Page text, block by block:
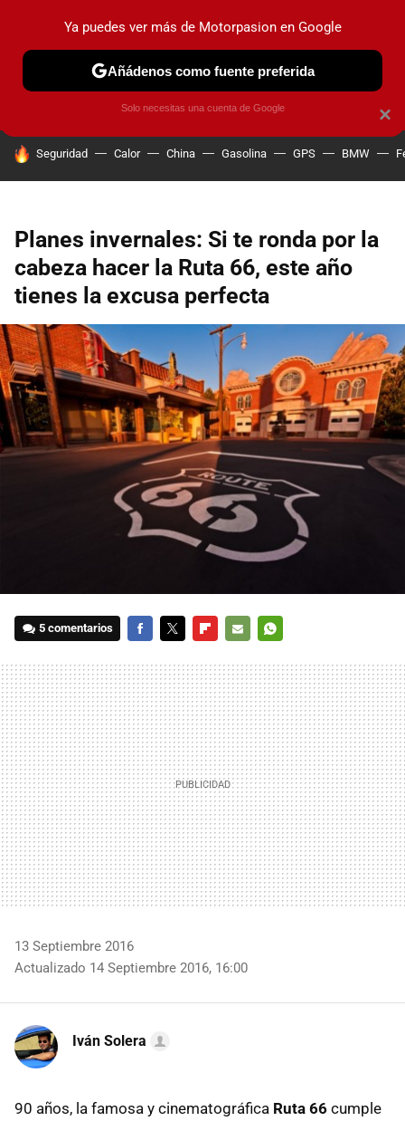
PRUEBAS COCHES ELÉCTRICOS OBSERVATORIO
HOY SE HABLA DE
Seguridad Calor China Gasolina GPS BMW
Planes invernales: Si te ronda por la
cabeza hacer la Ruta 66, este año
tienes la excusa perfecta
5 comentarios
MAIL
13 Septiembre 2016
Actualizado 14 Septiembre 2016, 16:00
Iván Solera
90 años, la famosa y cinematográfica Ruta 66 cumple
×
Ya puedes ver más de Motorpasion en Google
Añádenos como fuente preferida
Solo necesitas una cuenta de Google